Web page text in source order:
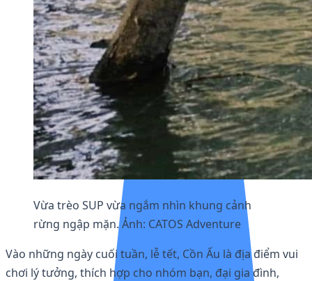
Vừa trèo SUP vừa ngắm nhìn khung cảnh
rừng ngập mặn. Ảnh: CATOS Adventure
Vào những ngày cuối tuần, lễ tết, Cồn Ấu là địa điểm vui
chơi lý tưởng, thích hợp cho nhóm bạn, đại gia đình,